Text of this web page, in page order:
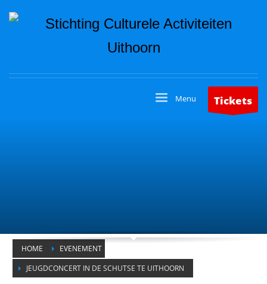
Tickets
HOME
EVENEMENT
JEUGDCONCERT IN DE SCHUTSE TE UITHOORN